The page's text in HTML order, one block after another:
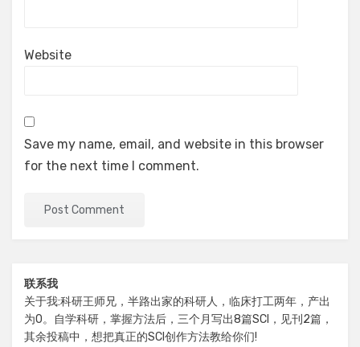
Website
Save my name, email, and website in this browser
for the next time I comment.
联系我
关于我:科研王师兄，半路出家的科研人，临床打工两年，产出
为0。自学科研，掌握方法后，三个月写出8篇SCI，见刊2篇，
其余投稿中，想把真正的SCI创作方法教给你们!